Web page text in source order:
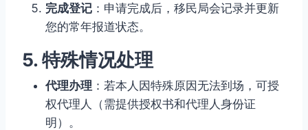
完成登记 ：申请完成后，移民局会记录并更新
您的常年报道状态。
5. 特殊情况处理
代理办理 ：若本人因特殊原因无法到场，可授
权代理人（需提供授权书和代理人身份证
明）。